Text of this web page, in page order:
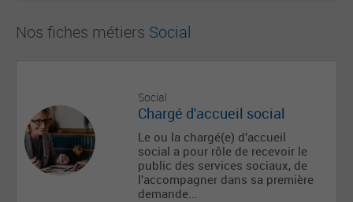
Nos fiches métiers Social
Social
Chargé d'accueil social
Le ou la chargé(e) d’accueil
social a pour rôle de recevoir le
public des services sociaux, de
l’accompagner dans sa première
demande...